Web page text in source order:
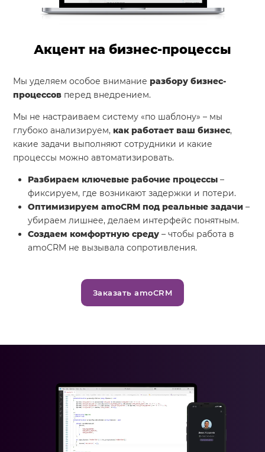
Акцент на бизнес-процессы
Мы уделяем особое внимание разбору бизнес-
процессов перед внедрением.
Мы не настраиваем систему «по шаблону» – мы
глубоко анализируем, как работает ваш бизнес,
какие задачи выполняют сотрудники и какие
процессы можно автоматизировать.
Разбираем ключевые рабочие процессы –
фиксируем, где возникают задержки и потери.
Оптимизируем amoCRM под реальные задачи –
убираем лишнее, делаем интерфейс понятным.
Создаем комфортную среду– чтобы работа в
amoCRM не вызывала сопротивления.
Заказать amoCRM